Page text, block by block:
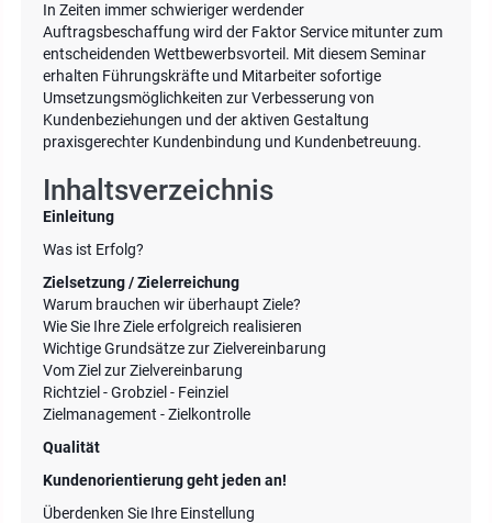
In Zeiten immer schwieriger werdender
Auftragsbeschaffung wird der Faktor Service mitunter zum
entscheidenden Wettbewerbsvorteil. Mit diesem Seminar
erhalten Führungskräfte und Mitarbeiter sofortige
Umsetzungsmöglichkeiten zur Verbesserung von
Kundenbeziehungen und der aktiven Gestaltung
praxisgerechter Kundenbindung und Kundenbetreuung.
Inhaltsverzeichnis
Einleitung
Was ist Erfolg?
Zielsetzung / Zielerreichung
Warum brauchen wir überhaupt Ziele?
Wie Sie Ihre Ziele erfolgreich realisieren
Wichtige Grundsätze zur Zielvereinbarung
Vom Ziel zur Zielvereinbarung
Richtziel - Grobziel - Feinziel
Zielmanagement - Zielkontrolle
Qualität
Kundenorientierung geht jeden an!
Überdenken Sie Ihre Einstellung